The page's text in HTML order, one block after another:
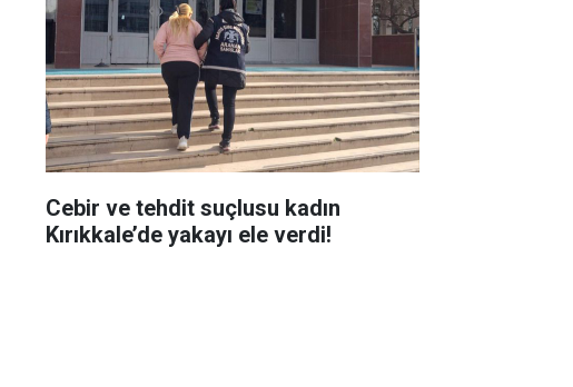
Cebir ve tehdit suçlusu kadın
Kırıkkale’de yakayı ele verdi!